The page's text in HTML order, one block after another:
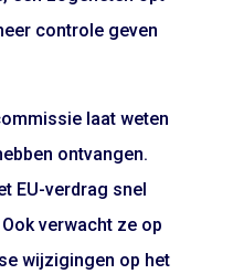
controle geven
laat weten
ontvangen.
EU-verdrag snel
verwacht ze op
wijzigingen op het